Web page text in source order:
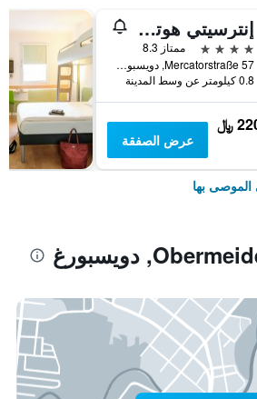
إنترسيتي هوتل دويسبرغ
4 نجوم
ممتاز 8.3
Mercatorstraße 57, دويسبورغ, ولاية شمال الراين وستفاليا, ألمانيا
0.8 كيلومتر عن وسط المدينة
﷼
عرض الصفقة
الموصى بها